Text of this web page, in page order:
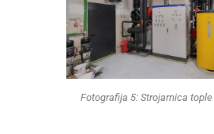
Fotografija 5: Strojarnica